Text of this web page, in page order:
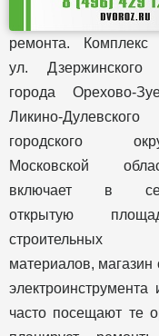
ремонта. Комплекс
ул. Дзержинского
города Орехово-
Ликино-Дулевского
городского
Московской
включает в
открытую
строительных
материалов, магазин
часто посещают те